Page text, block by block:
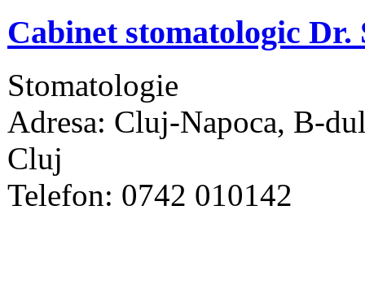
Cabinet stomatologic Dr.
Stomatologie
Adresa: Cluj-Napoca, B-
Cluj
Telefon: 0742 010142